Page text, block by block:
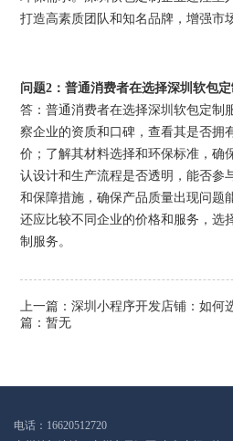
打造高素质团队和知名品牌，增强市
问题2：普通消费者在选择深圳软包
答：普通消费者在选择深圳软包定制
察企业的资质和口碑，查看其是否拥
价；了解其材料选择和环保标准，确
认设计和生产流程是否透明，能否参
和保障措施，确保产品质量出现问题
还应比较不同企业的价格和服务，选
制服务。
上一篇：深圳小程序开发店铺：如何
篇：暂无
电话：16620512720